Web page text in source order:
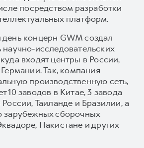
посредством разработки
платформ.
концерн GWM создал
научно-исследовательских
входят центры в России,
Так, компания
производственную сеть,
10 заводов в Китае, 3 завода
Таиланде и Бразилии, а
зарубежных сборочных
Пакистане и других